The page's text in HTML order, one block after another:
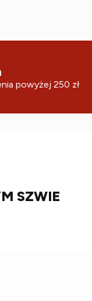
powyżej 250 zł
SZWIE